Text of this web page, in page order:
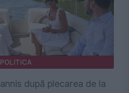
POLITICA
după plecarea de la